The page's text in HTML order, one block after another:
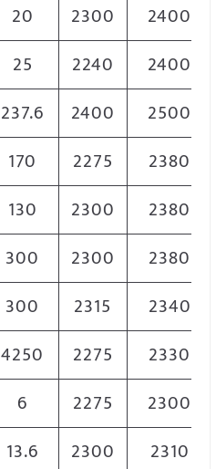
20 2300
2400
25 2240
2400
237.6 2400
2500
170 2275
2380
130 2300
2380
300 2300
2380
300 2315
2340
4250 2275
2330
6 2275
2300
13.6 2300
2310